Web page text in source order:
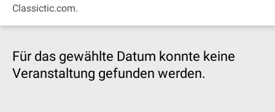
Classictic.com.
Für das gewählte Datum konnte keine
Veranstaltung gefunden werden.